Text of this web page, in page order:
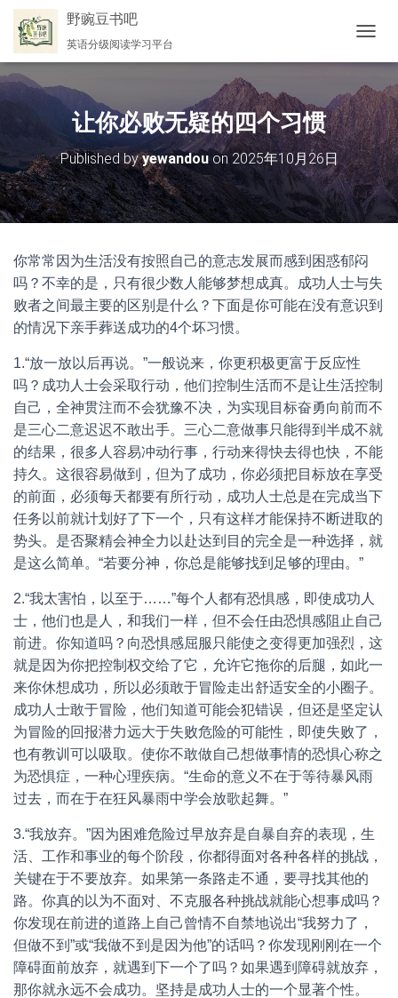
野豌豆书吧
英语分级阅读学习平台
换
航
让你必败无疑的四个习惯
Published byyewandouon 2025年10月26日
你常常因为生活没有按照自己的意志发展而感到困惑郁闷
吗？不幸的是，只有很少数人能够梦想成真。成功人士与失
败者之间最主要的区别是什么？下面是你可能在没有意识到
的情况下亲手葬送成功的4个坏习惯。
1.“放一放以后再说。”一般说来，你更积极更富于反应性
吗？成功人士会采取行动，他们控制生活而不是让生活控制
自己，全神贯注而不会犹豫不决，为实现目标奋勇向前而不
是三心二意迟迟不敢出手。三心二意做事只能得到半成不就
的结果，很多人容易冲动行事，行动来得快去得也快，不能
持久。这很容易做到，但为了成功，你必须把目标放在享受
的前面，必须每天都要有所行动，成功人士总是在完成当下
任务以前就计划好了下一个，只有这样才能保持不断进取的
势头。是否聚精会神全力以赴达到目的完全是一种选择，就
是这么简单。“若要分神，你总是能够找到足够的理由。”
2.“我太害怕，以至于……”每个人都有恐惧感，即使成功人
士，他们也是人，和我们一样，但不会任由恐惧感阻止自己
前进。你知道吗？向恐惧感屈服只能使之变得更加强烈，这
就是因为你把控制权交给了它，允许它拖你的后腿，如此一
来你休想成功，所以必须敢于冒险走出舒适安全的小圈子。
成功人士敢于冒险，他们知道可能会犯错误，但还是坚定认
为冒险的回报潜力远大于失败危险的可能性，即使失败了，
也有教训可以吸取。使你不敢做自己想做事情的恐惧心称之
为恐惧症，一种心理疾病。“生命的意义不在于等待暴风雨
过去，而在于在狂风暴雨中学会放歌起舞。”
3.“我放弃。”因为困难危险过早放弃是自暴自弃的表现，生
活、工作和事业的每个阶段，你都得面对各种各样的挑战，
关键在于不要放弃。如果第一条路走不通，要寻找其他的
路。你真的以为不面对、不克服各种挑战就能心想事成吗？
你发现在前进的道路上自己曾情不自禁地说出“我努力了，
但做不到”或“我做不到是因为他”的话吗？你发现刚刚在一个
障碍面前放弃，就遇到下一个了吗？如果遇到障碍就放弃，
那你就永远不会成功。坚持是成功人士的一个显著个性。